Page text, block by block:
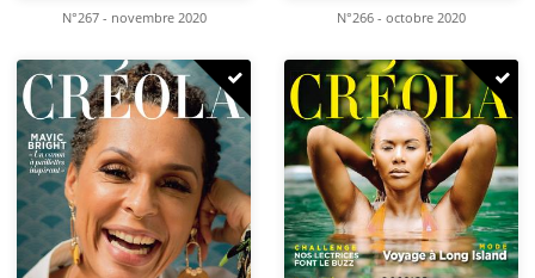
N°267 - novembre 2020 N°266 - octobre 2020